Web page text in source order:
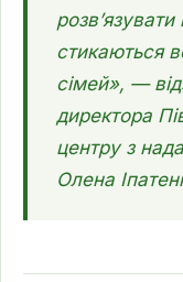
стикаються
сімей», —
директора
центру з
Олена